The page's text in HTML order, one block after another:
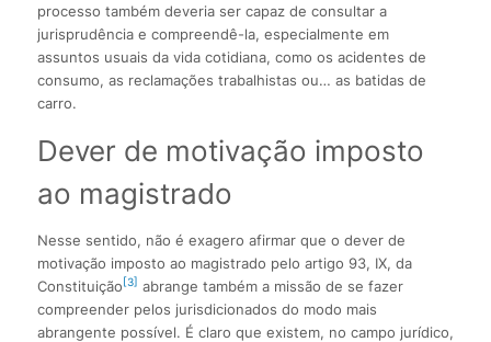
processo também deveria ser capaz de consultar a
jurisprudência e compreendê-la, especialmente em
assuntos usuais da vida cotidiana, como os acidentes de
consumo, as reclamações trabalhistas ou… as batidas de
carro.
Dever de motivação imposto
ao magistrado
Nesse sentido, não é exagero afirmar que o dever de
motivação imposto ao magistrado pelo artigo 93, IX, da
Constituição [3]
abrange também a missão de se fazer
compreender pelos jurisdicionados do modo mais
abrangente possível. É claro que existem, no campo jurídico,